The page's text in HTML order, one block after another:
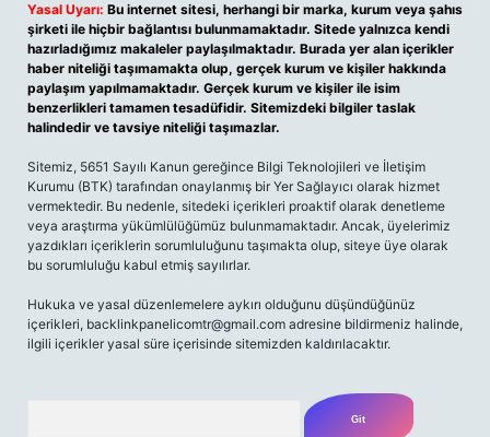
Yasal Uyarı: Bu internet sitesi, herhangi bir marka, kurum veya şahıs
şirketi ile hiçbir bağlantısı bulunmamaktadır. Sitede yalnızca kendi
hazırladığımız makaleler paylaşılmaktadır. Burada yer alan içerikler
haber niteliği taşımamakta olup, gerçek kurum ve kişiler hakkında
paylaşım yapılmamaktadır. Gerçek kurum ve kişiler ile isim
benzerlikleri tamamen tesadüfidir. Sitemizdeki bilgiler taslak
halindedir ve tavsiye niteliği taşımazlar.
Sitemiz, 5651 Sayılı Kanun gereğince Bilgi Teknolojileri ve İletişim
Kurumu (BTK) tarafından onaylanmış bir Yer Sağlayıcı olarak hizmet
vermektedir. Bu nedenle, sitedeki içerikleri proaktif olarak denetleme
veya araştırma yükümlülüğümüz bulunmamaktadır. Ancak, üyelerimiz
yazdıkları içeriklerin sorumluluğunu taşımakta olup, siteye üye olarak
bu sorumluluğu kabul etmiş sayılırlar.
Hukuka ve yasal düzenlemelere aykırı olduğunu düşündüğünüz
içerikleri, backlinkpanelicomtr@gmail.com adresine bildirmeniz halinde,
ilgili içerikler yasal süre içerisinde sitemizden kaldırılacaktır.